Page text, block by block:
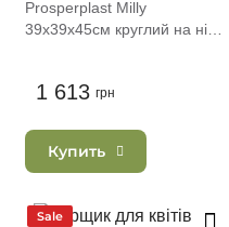
Prosperplast Milly
39х39х45см круглий на ніжці
1 613 грн
Купить
Sale